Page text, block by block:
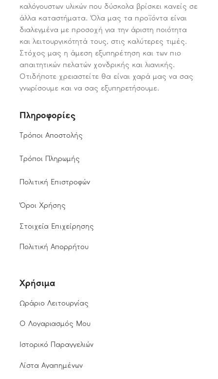
καλόγουστων υλικών που δύσκολα βρίσκει κανείς σε
άλλα καταστήματα. Όλα μας τα προϊόντα είναι
διαλεγμένα με προσοχή για την άριστη ποιότητα
και λειτουργικότητά τους, στις καλύτερες τιμές.
Στόχος μας η άμεση εξυπηρέτηση και των πιο
απαιτητικών πελατών χονδρικής και λιανικής.
Οτιδήποτε χρειαστείτε θα είναι χαρά μας να σας
γνωρίσουμε και να σας εξυπηρετήσουμε.
Πληροφορίες
Τρόποι Αποστολής
Τρόποι Πληρωμής
Πολιτική Επιστροφών
Όροι Χρήσης
Στοιχεία Επιχείρησης
Πολιτική Απορρήτου
Χρήσιμα
Ωράριο Λειτουργίας
Ο Λογαριασμός Μου
Ιστορικό Παραγγελιών
Λίστα Αγαπημένων